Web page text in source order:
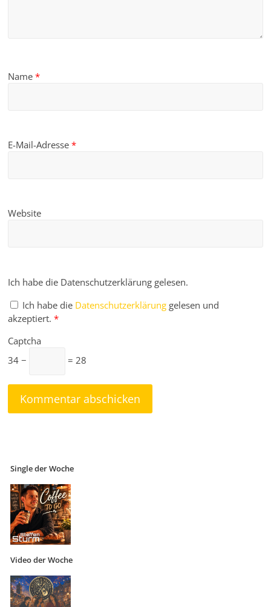
Name*
E-Mail-Adresse*
Website
Ich habe die Datenschutzerklärung gelesen.
Ich habe die Datenschutzerklärung gelesen und
akzeptiert. *
Captcha
34 −
= 28
Single der Woche
Video der Woche